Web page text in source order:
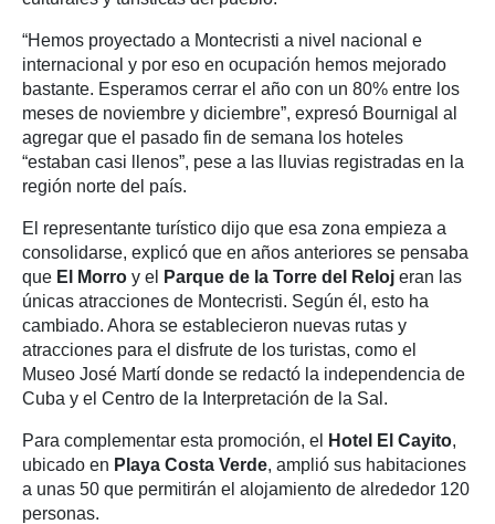
“Hemos proyectado a Montecristi a nivel nacional e
internacional y por eso en ocupación hemos mejorado
bastante. Esperamos cerrar el año con un 80% entre los
meses de noviembre y diciembre”, expresó Bournigal al
agregar que el pasado fin de semana los hoteles
“estaban casi llenos”, pese a las lluvias registradas en la
región norte del país.
El representante turístico dijo que esa zona empieza a
consolidarse, explicó que en años anteriores se pensaba
que El Morro y el Parque de la Torre del Reloj eran las
únicas atracciones de Montecristi. Según él, esto ha
cambiado. Ahora se establecieron nuevas rutas y
atracciones para el disfrute de los turistas, como el
Museo José Martí donde se redactó la independencia de
Cuba y el Centro de la Interpretación de la Sal.
Para complementar esta promoción, el Hotel El Cayito,
ubicado en Playa Costa Verde, amplió sus habitaciones
a unas 50 que permitirán el alojamiento de alrededor 120
personas.